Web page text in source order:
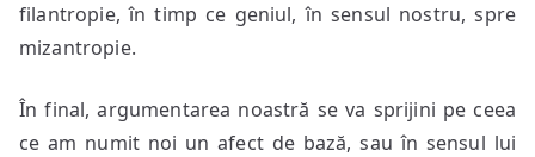
filantropie, în timp ce geniul, în sensul nostru, spre
mizantropie.
În final, argumentarea noastră se va sprijini pe ceea
ce am numit noi un afect de bază, sau în sensul lui